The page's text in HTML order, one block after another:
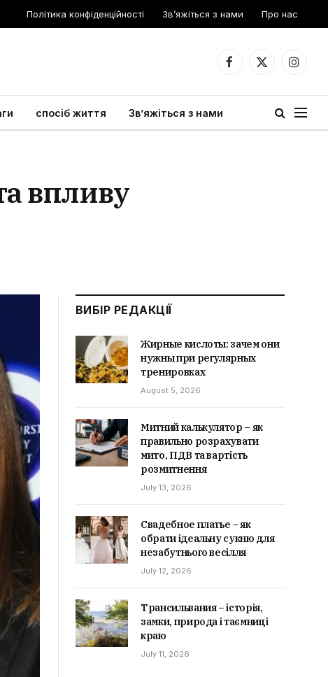
Політика конфіденційності Зв’яжіться з нами Про нас
Facebook
X
спосіб життя Зв’яжіться з нами
впливу
ВИБІР РЕДАКЦІЇ
Жирные кислоты: зачем они
нужны при регулярных
тренировках
August 5, 2026
Митний калькулятор – як
правильно розрахувати
мито, ПДВ та вартість
розмитнення
July 13, 2026
Свадебное платье – як
обрати ідеальну сукню для
незабутнього весілля
July 12, 2026
Трансильвания – історія,
замки, природа і таємниці
краю
July 11, 2026